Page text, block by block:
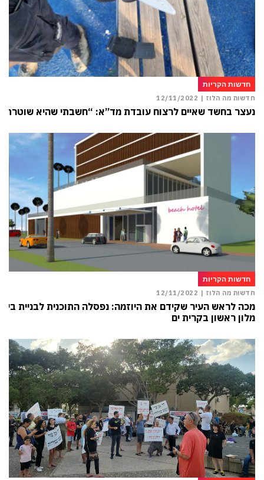
חדשות הקריות
חדשות מה הלוז | 12/11/2022
נעצר בחשד שאיים לרצוח עובדת מד”א: “חשבתי שהיא שוטרת”
חדשות הקריות
חדשות מה הלוז | 12/11/2022
מכה לראש העיר שקידם את היוזמה: נפסלה התוכנית לבניית בית
מלון ראשון בקרית ים